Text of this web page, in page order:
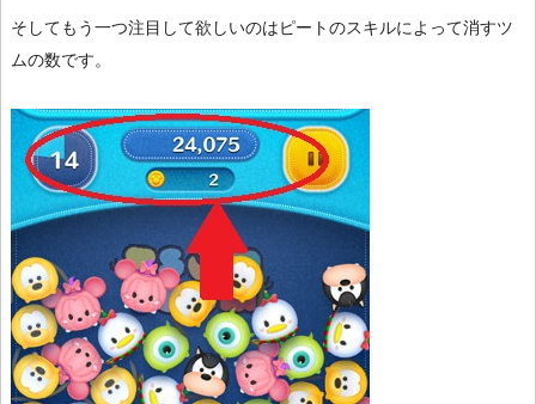
そしてもう一つ注目して欲しいのはピートのスキルによって消すツ
ムの数です。